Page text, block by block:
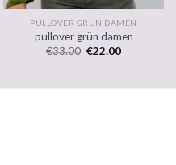
PULLOVER GRÜN DAMEN
pullover grün damen
€33.00 €22.00